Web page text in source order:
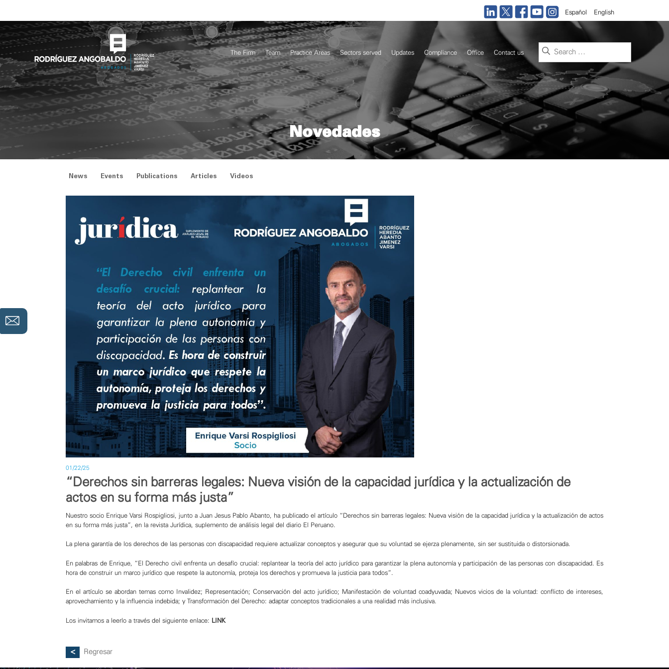
content
Español English
The Firm Team Practice Areas Sectors served Updates Compliance Office Contact us
Search
for:
Novedades
News Events Publications Articles Videos
01/22/25
“Derechos sin barreras legales: Nueva visión de la capacidad jurídica y la actualización de
actos en su forma más justa”
Nuestro socio Enrique Varsi Rospigliosi, junto a Juan Jesus Pablo Abanto, ha publicado el artículo “Derechos sin barreras legales: Nueva visión de la capacidad jurídica y la actualización de actos
en su forma más justa”, en la revista Jurídica, suplemento de análisis legal del diario El Peruano.
La plena garantía de los derechos de las personas con discapacidad requiere actualizar conceptos y asegurar que su voluntad se ejerza plenamente, sin ser sustituida o distorsionada.
En palabras de Enrique, “El Derecho civil enfrenta un desafío crucial: replantear la teoría del acto jurídico para garantizar la plena autonomía y participación de las personas con discapacidad. Es
hora de construir un marco jurídico que respete la autonomía, proteja los derechos y promueva la justicia para todos”.
En el artículo se abordan temas como Invalidez; Representación; Conservación del acto jurídico; Manifestación de voluntad coadyuvada; Nuevos vicios de la voluntad: conflicto de intereses,
aprovechamiento y la influencia indebida; y Transformación del Derecho: adaptar conceptos tradicionales a una realidad más inclusiva.
Los invitamos a leerlo a través del siguiente enlace: LINK
Regresar